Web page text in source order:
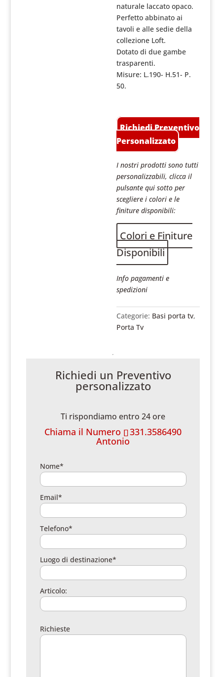
naturale laccato opaco.
Perfetto abbinato ai
tavoli e alle sedie della
collezione Loft.
Dotato di due gambe
trasparenti.
Misure: L.190- H.51- P.
50.
Richiedi Preventivo
Personalizzato
I nostri prodotti sono tutti
personalizzabili, clicca il
pulsante qui sotto per
scegliere i colori e le
finiture disponibili:
Colori e Finiture
Disponibili
Info pagamenti e
spedizioni
Categorie: Basi porta tv,
Porta Tv
Richiedi un Preventivo
personalizzato
Ti rispondiamo entro 24 ore
Chiama il Numero 331.3586490
Antonio
Nome*
Email*
Telefono*
Luogo di destinazione*
Articolo:
Richieste